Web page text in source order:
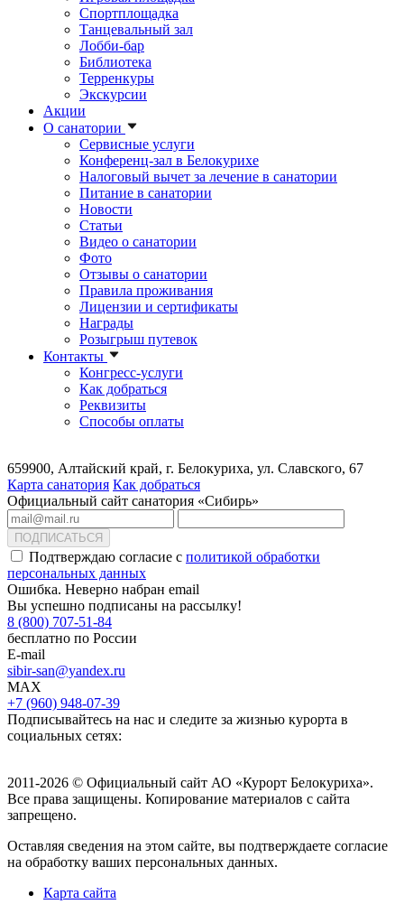
Спортплощадка
Танцевальный зал
Лобби-бар
Библиотека
Терренкуры
Экскурсии
Акции
О санатории
Сервисные услуги
Конференц-зал в Белокурихе
Налоговый вычет за лечение в санатории
Питание в санатории
Новости
Статьи
Видео о санатории
Фото
Отзывы о санатории
Правила проживания
Лицензии и сертификаты
Награды
Розыгрыш путевок
Контакты
Конгресс-услуги
Как добраться
Реквизиты
Способы оплаты
659900, Алтайский край, г. Белокуриха, ул. Славского, 67
Карта санатория Как добраться
Официальный сайт санатория «Сибирь»
ПОДПИСАТЬСЯ
Подтверждаю согласие с политикой обработки
персональных данных
Ошибка. Неверно набран email
Вы успешно подписаны на рассылку!
8 (800) 707-51-84
бесплатно по России
E-mail
sibir-san@yandex.ru
MAX
+7 (960) 948-07-39
Подписывайтесь на нас и следите за жизнью курорта в
социальных сетях:
2011-2026 © Официальный сайт АО «Курорт Белокуриха».
Все права защищены. Копирование материалов с сайта
запрещено.
Оставляя сведения на этом сайте, вы подтверждаете согласие
на обработку ваших персональных данных.
Карта сайта